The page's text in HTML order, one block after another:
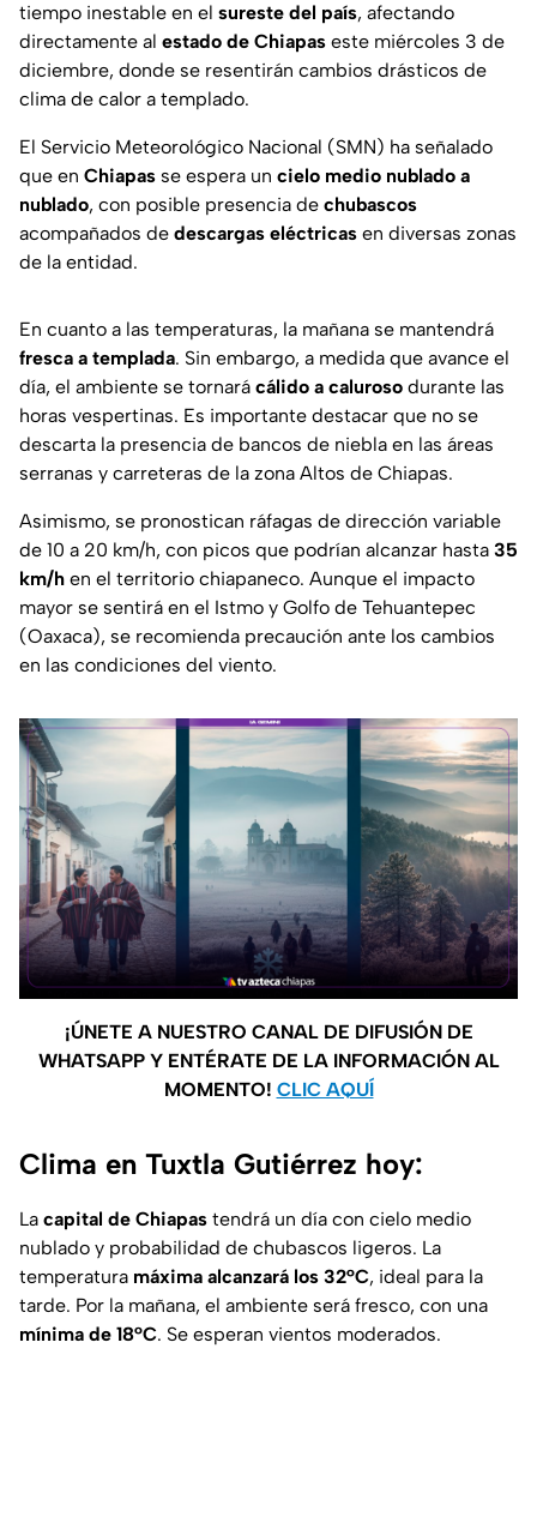
tiempo inestable en el sureste del país, afectando
directamente al estado de Chiapas este miércoles 3 de
diciembre, donde se resentirán cambios drásticos de
clima de calor a templado.
El Servicio Meteorológico Nacional (SMN) ha señalado
que en Chiapas se espera un cielo medio nublado a
nublado, con posible presencia de chubascos
acompañados de descargas eléctricas en diversas zonas
de la entidad.
En cuanto a las temperaturas, la mañana se mantendrá
fresca a templada. Sin embargo, a medida que avance el
día, el ambiente se tornará cálido a caluroso durante las
horas vespertinas. Es importante destacar que no se
descarta la presencia de bancos de niebla en las áreas
serranas y carreteras de la zona Altos de Chiapas.
Asimismo, se pronostican ráfagas de dirección variable
de 10 a 20 km/h, con picos que podrían alcanzar hasta 35
km/h en el territorio chiapaneco. Aunque el impacto
mayor se sentirá en el Istmo y Golfo de Tehuantepec
(Oaxaca), se recomienda precaución ante los cambios
en las condiciones del viento.
¡ÚNETE A NUESTRO CANAL DE DIFUSIÓN DE
WHATSAPP Y ENTÉRATE DE LA INFORMACIÓN AL
MOMENTO! CLIC AQUÍ
Clima en Tuxtla Gutiérrez hoy:
La capital de Chiapas tendrá un día con cielo medio
nublado y probabilidad de chubascos ligeros. La
temperatura máxima alcanzará los 32°C, ideal para la
tarde. Por la mañana, el ambiente será fresco, con una
mínima de 18°C. Se esperan vientos moderados.